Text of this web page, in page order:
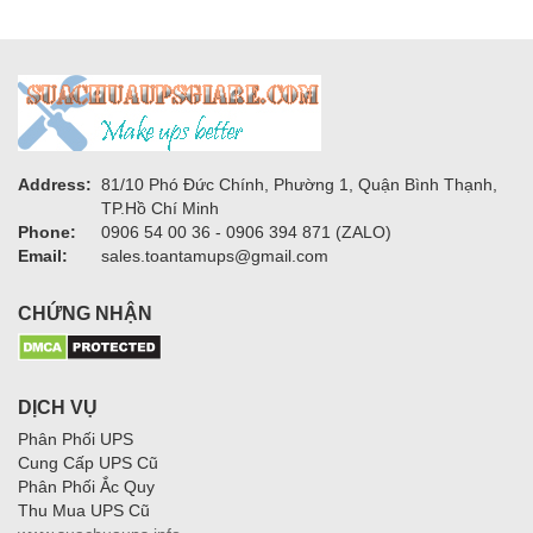
Address: 81/10 Phó Đức Chính, Phường 1, Quận Bình Thạnh,
TP.Hồ Chí Minh
Phone:
0906 54 00 36 - 0906 394 871 (ZALO)
Email:
sales.toantamups@gmail.com
CHỨNG NHẬN
DỊCH VỤ
Phân Phối UPS
Cung Cấp UPS Cũ
Phân Phối Ắc Quy
Thu Mua UPS Cũ